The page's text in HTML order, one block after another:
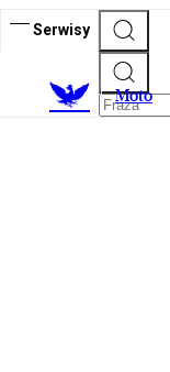
Serwisy
Moto